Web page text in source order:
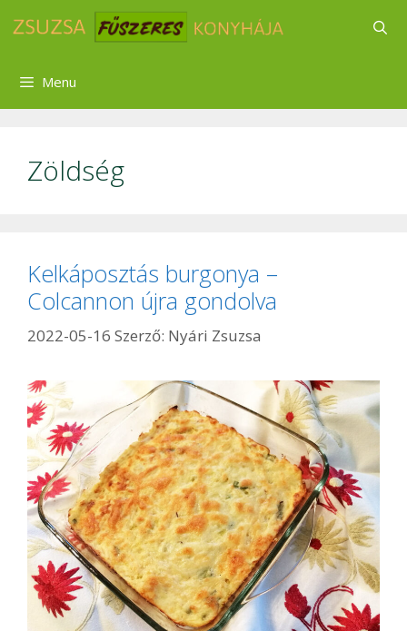
Menu
Zöldség
Kelkáposztás burgonya –
Colcannon újra gondolva
2022-05-16 Szerző: Nyári Zsuzsa